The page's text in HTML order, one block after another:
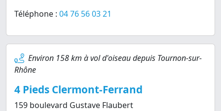
Téléphone : 04 76 56 03 21
Environ 158 km à vol d'oiseau depuis Tournon-sur-
Rhône
4 Pieds Clermont-Ferrand
159 boulevard Gustave Flaubert